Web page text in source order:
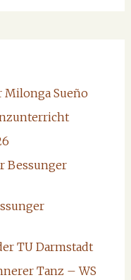
Milonga Sueño
Bessunger
TU Darmstadt
Tanz – WS